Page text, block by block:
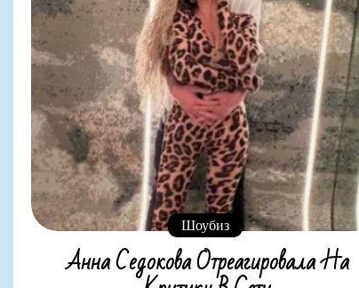
Шоубиз
Анна Седокова Отреагировала На